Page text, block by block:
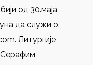
од 30.маја
да служи о.
Литургије
Серафим